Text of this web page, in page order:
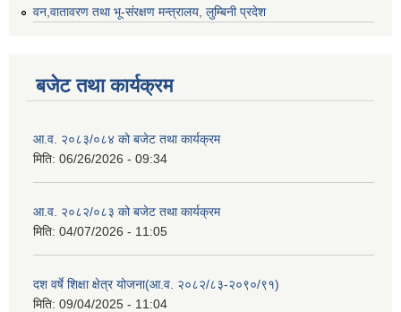
वन,वातावरण तथा भू-संरक्षण मन्त्रालय, लुम्बिनी प्रदेश
बजेट तथा कार्यक्रम
आ.व. २०८३/०८४ को बजेट तथा कार्यक्रम
मिति: 06/26/2026 - 09:34
आ.व. २०८२/०८३ को बजेट तथा कार्यक्रम
मिति: 04/07/2026 - 11:05
दश वर्षे शिक्षा क्षेत्र योजना(आ.व. २०८२/८३-२०९०/९१)
मिति: 09/04/2025 - 11:04